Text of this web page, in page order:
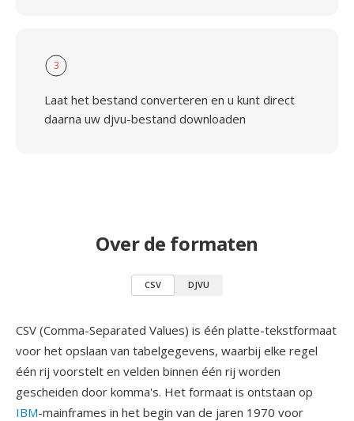
3
Laat het bestand converteren en u kunt direct
daarna uw djvu-bestand downloaden
Over de formaten
CSV DJVU
CSV (Comma-Separated Values) is één platte-tekstformaat
voor het opslaan van tabelgegevens, waarbij elke regel
één rij voorstelt en velden binnen één rij worden
gescheiden door komma's. Het formaat is ontstaan op
IBM-mainframes in het begin van de jaren 1970 voor